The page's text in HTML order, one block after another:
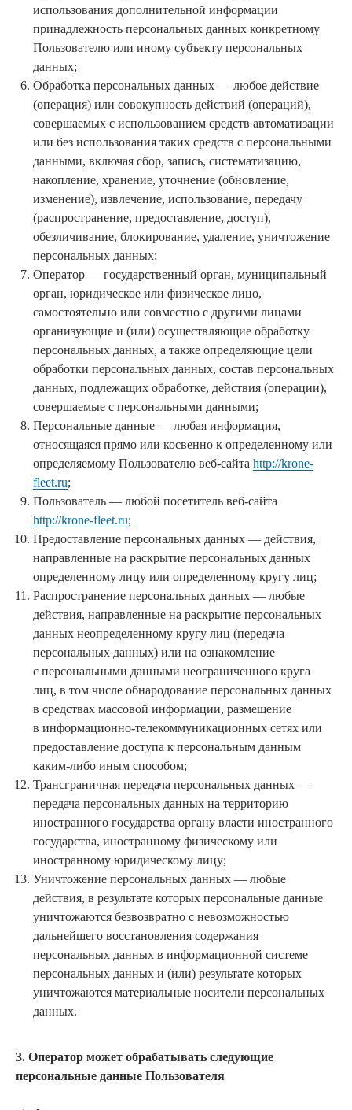
использования дополнительной информации
принадлежность персональных данных конкретному
Пользователю или иному субъекту персональных
данных;
Обработка персональных данных — любое действие
(операция) или совокупность действий (операций),
совершаемых с использованием средств автоматизации
или без использования таких средств с персональными
данными, включая сбор, запись, систематизацию,
накопление, хранение, уточнение (обновление,
изменение), извлечение, использование, передачу
(распространение, предоставление, доступ),
обезличивание, блокирование, удаление, уничтожение
персональных данных;
Оператор — государственный орган, муниципальный
орган, юридическое или физическое лицо,
самостоятельно или совместно с другими лицами
организующие и (или) осуществляющие обработку
персональных данных, а также определяющие цели
обработки персональных данных, состав персональных
данных, подлежащих обработке, действия (операции),
совершаемые с персональными данными;
Персональные данные — любая информация,
относящаяся прямо или косвенно к определенному или
определяемому Пользователю веб-сайта http://krone-
fleet.ru;
Пользователь — любой посетитель веб-сайта
http://krone-fleet.ru;
Предоставление персональных данных — действия,
направленные на раскрытие персональных данных
определенному лицу или определенному кругу лиц;
Распространение персональных данных — любые
действия, направленные на раскрытие персональных
данных неопределенному кругу лиц (передача
персональных данных) или на ознакомление
с персональными данными неограниченного круга
лиц, в том числе обнародование персональных данных
в средствах массовой информации, размещение
в информационно-телекоммуникационных сетях или
предоставление доступа к персональным данным
каким-либо иным способом;
Трансграничная передача персональных данных —
передача персональных данных на территорию
иностранного государства органу власти иностранного
государства, иностранному физическому или
иностранному юридическому лицу;
Уничтожение персональных данных — любые
действия, в результате которых персональные данные
уничтожаются безвозвратно с невозможностью
дальнейшего восстановления содержания
персональных данных в информационной системе
персональных данных и (или) результате которых
уничтожаются материальные носители персональных
данных.
3. Оператор может обрабатывать следующие
персональные данные Пользователя